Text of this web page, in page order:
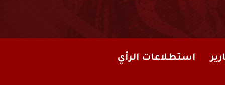
استطلاعات الرأي